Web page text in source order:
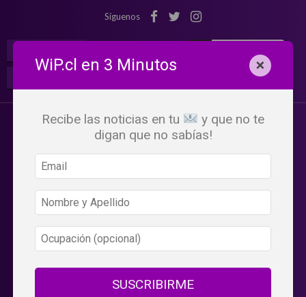
Síguenos
WiP.cl en 3 Minutos ×
Recibe las noticias en tu
y que no te
digan que no sabías!
SUSCRIBIRME